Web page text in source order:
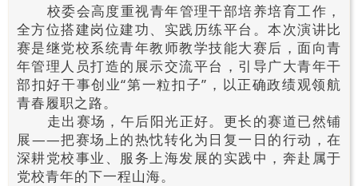
校委会高度重视青年管理干部培养培育工作，
全方位搭建岗位建功、实践历练平台。本次演讲比
赛是继党校系统青年教师教学技能大赛后，面向青
年管理人员打造的展示交流平台，引导广大青年干
部扣好干事创业“第一粒扣子”，以正确政绩观领航
青春履职之路。
走出赛场，午后阳光正好。更长的赛道已然铺
展——把赛场上的热忱转化为日复一日的行动，在
深耕党校事业、服务上海发展的实践中，奔赴属于
党校青年的下一程山海。